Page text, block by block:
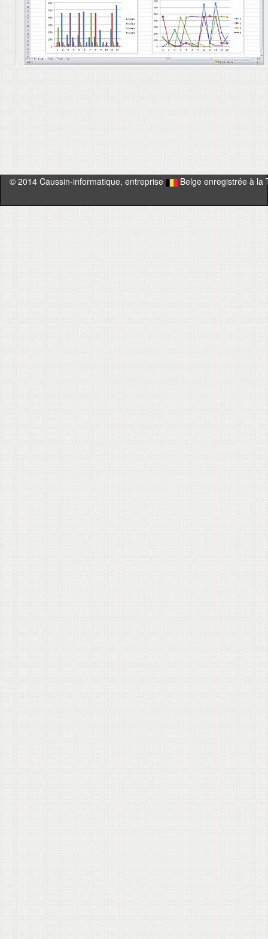
© 2014 Caussin-informatique, entreprise Belge enregistrée à la